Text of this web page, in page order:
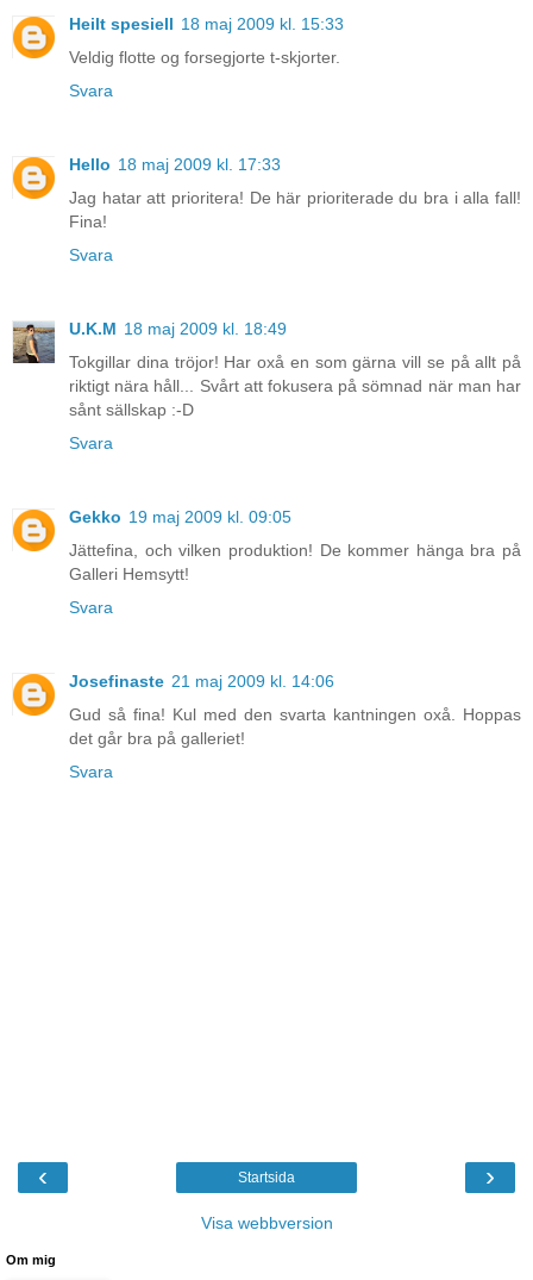
Heilt spesiell 18 maj 2009 kl. 15:33
Veldig flotte og forsegjorte t-skjorter.
Svara
Hello 18 maj 2009 kl. 17:33
Jag hatar att prioritera! De här prioriterade du bra i alla fall!
Fina!
Svara
U.K.M 18 maj 2009 kl. 18:49
Tokgillar dina tröjor! Har oxå en som gärna vill se på allt på
riktigt nära håll... Svårt att fokusera på sömnad när man har
sånt sällskap :-D
Svara
Gekko 19 maj 2009 kl. 09:05
Jättefina, och vilken produktion! De kommer hänga bra på
Galleri Hemsytt!
Svara
Josefinaste 21 maj 2009 kl. 14:06
Gud så fina! Kul med den svarta kantningen oxå. Hoppas
det går bra på galleriet!
Svara
‹ ›
Startsida
Visa webbversion
Om mig